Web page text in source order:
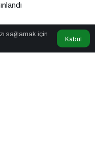
sağlamak için
Kabul